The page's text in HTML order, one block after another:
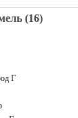
(16)
Г